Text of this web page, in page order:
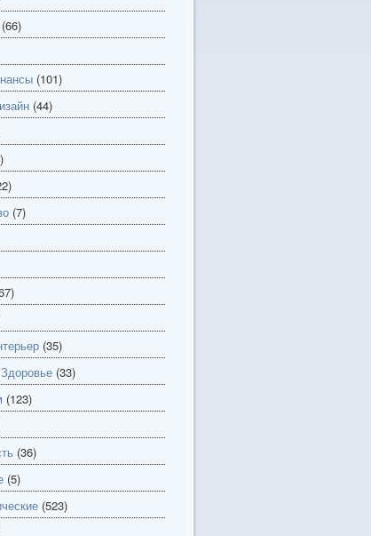
(66)
(101)
(44)
(7)
(35)
(33)
(123)
(36)
(5)
(523)